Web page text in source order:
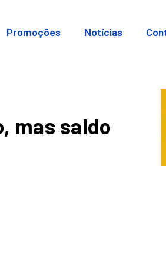
Promoções Notícias
mas saldo